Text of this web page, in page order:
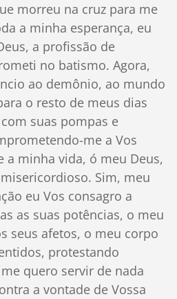
morreu na cruz para me
a minha esperança, eu
a profissão de
no batismo. Agora,
ao demônio, ao mundo
o resto de meus dias
suas pompas e
me a Vos
a minha vida, ó meu Deus,
Sim, meu
eu Vos consagro a
as suas potências, o meu
seus afetos, o meu corpo
protestando
quero servir de nada
a vontade de Vossa